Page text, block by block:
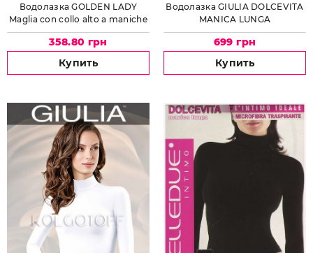
Водолазка GOLDEN LADY
Maglia con collo alto a maniche
lunghe
358.80 грн
Купить
Водолазка GIULIA DOLCEVITA
MANICA LUNGA
699 грн
Купить